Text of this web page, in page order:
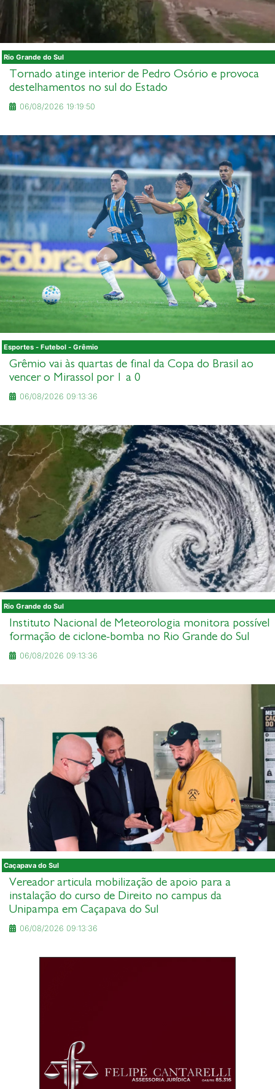
Rio Grande do Sul
Tornado atinge interior de Pedro Osório e provoca
destelhamentos no sul do Estado
06/08/2026 19:19:50
Esportes - Futebol - Grêmio
Grêmio vai às quartas de final da Copa do Brasil ao
vencer o Mirassol por 1 a 0
06/08/2026 09:13:36
Rio Grande do Sul
Instituto Nacional de Meteorologia monitora possível
formação de ciclone-bomba no Rio Grande do Sul
06/08/2026 09:13:36
Caçapava do Sul
Vereador articula mobilização de apoio para a
instalação do curso de Direito no campus da
Unipampa em Caçapava do Sul
06/08/2026 09:13:36